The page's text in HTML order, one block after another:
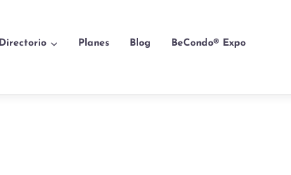
Directorio Planes Blog BeCondo® Expo